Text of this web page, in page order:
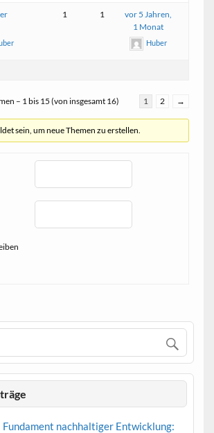
1 1
vor 5 Jahren,
1 Monat
Huber
– 1 bis 15 (von insgesamt 16) 1 2 →
sein, um neue Themen zu erstellen.
Fundament nachhaltiger Entwicklung: